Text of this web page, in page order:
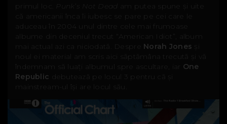
primul loc.
Punk’s Not Dead am putea spune și uite
că americanii înca îi iubesc se pare pe cei care le
aduceau în 2004 unul dintre cele mai frumoase
albume din deceniul trecut “American Idiot”, album
mai actual azi ca niciodată. Despre Norah Jones
noul ei material am scris aici săptămâna trecută și vă
îndemnam să luați albumul spre ascultare, iar One
Republic debutează pe locul 3 pentru că și
mainstream-ul își are locul său.